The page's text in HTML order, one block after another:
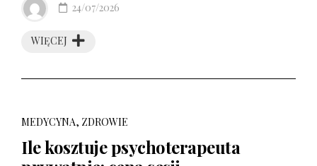
WIĘCEJ
24/07/2026
MEDYCYNA, ZDROWIE
Ile kosztuje psychoterapeuta